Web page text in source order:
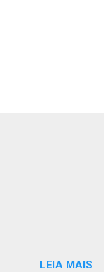
LEIA MAIS